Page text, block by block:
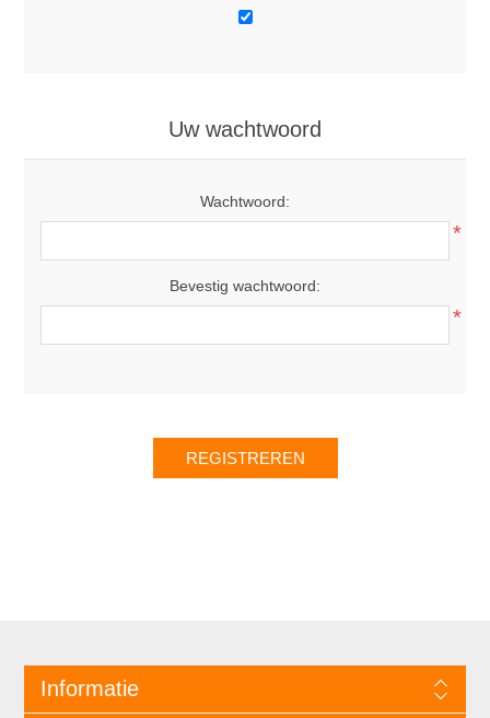
Uw wachtwoord
Wachtwoord:
*
Bevestig wachtwoord:
*
Informatie